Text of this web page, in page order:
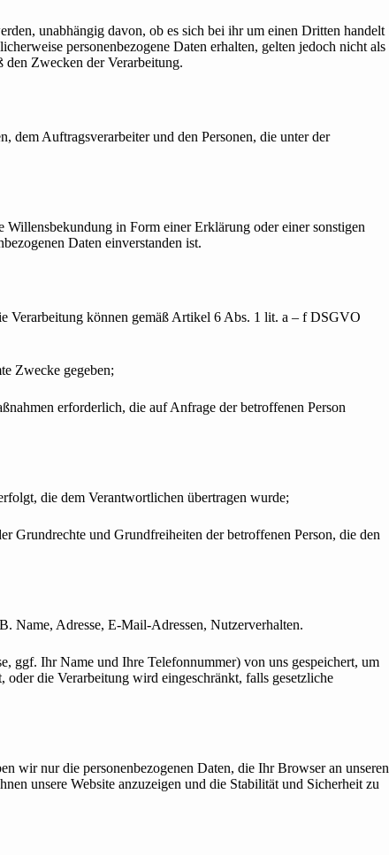
unabhängig davon, ob es sich bei ihr um einen Dritten handelt
personenbezogene Daten erhalten, gelten jedoch nicht als
den Zwecken der Verarbeitung.
dem Auftragsverarbeiter und den Personen, die unter der
in Form einer Erklärung oder einer sonstigen
Daten einverstanden ist.
Verarbeitung können gemäß Artikel 6 Abs. 1 lit. a – f DSGVO
Zwecke gegeben;
erforderlich, die auf Anfrage der betroffenen Person
die dem Verantwortlichen übertragen wurde;
Grundrechte und Grundfreiheiten der betroffenen Person, die den
Name, Adresse, E-Mail-Adressen, Nutzerverhalten.
ggf. Ihr Name und Ihre Telefonnummer) von uns gespeichert, um
die Verarbeitung wird eingeschränkt, falls gesetzliche
wir nur die personenbezogenen Daten, die Ihr Browser an unseren
unsere Website anzuzeigen und die Stabilität und Sicherheit zu